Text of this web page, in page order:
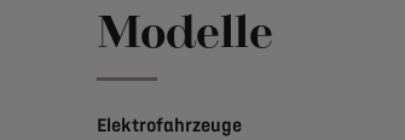
Modelle
Elektrofahrzeuge